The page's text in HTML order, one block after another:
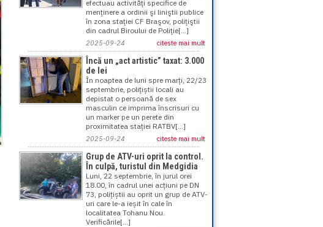
efectuau activităţi specifice de
menţinere a ordinii şi liniştii publice
în zona staţiei CF Braşov, poliţiştii
din cadrul Biroului de Poliţie[...]
2025-09-24 citeste mai mult
Încă un „act artistic” taxat: 3.000
de lei
În noaptea de luni spre marți, 22/23
septembrie, polițiștii locali au
depistat o persoană de sex
masculin ce imprima înscrisuri cu
un marker pe un perete din
proximitatea stației RATBV[...]
2025-09-24 citeste mai mult
Grup de ATV-uri oprit la control.
În culpă, turistul din Medgidia
Luni, 22 septembrie, în jurul orei
18.00, în cadrul unei acțiuni pe DN
73, polițiștii au oprit un grup de ATV-
uri care le-a ieșit în cale în
localitatea Tohanu Nou.
Verificările[...]